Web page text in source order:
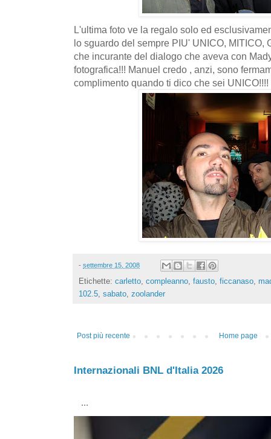
L'ultima foto ve la regalo solo ed
lo sguardo del sempre PIU' UNICO, MITICO,
che incurante del dialogo che aveva con
fotografica!!! Manuel credo , anzi, sono
complimento quando ti dico che sei UNICO!!!!
- settembre 15, 2008
Etichette: carletto, compleanno, fausto, ficcanaso,
102.5, sabato, zoolander
Post più recente Home page
Internazionali BNL d'Italia 2026
...